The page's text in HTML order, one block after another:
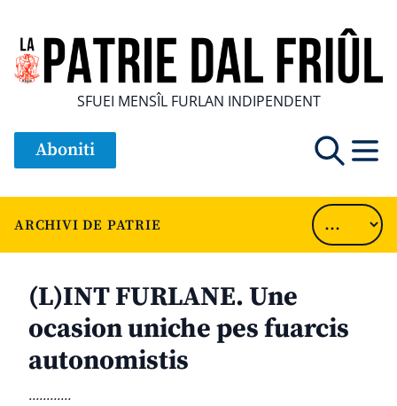
SFUEI MENSÎL FURLAN INDIPENDENT
Aboniti
ARCHIVI DE PATRIE
(L)INT FURLANE. Une
ocasion uniche pes fuarcis
autonomistis
............